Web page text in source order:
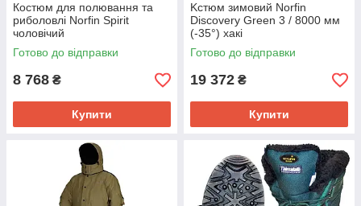
Костюм для полювання та
риболовлі Norfin Spirit
чоловічий
Готово до відправки
8 768 ₴
Купити
Kстюм зимовий Norfin
Discovery Green 3 / 8000 мм
(-35°) хакі
Готово до відправки
19 372 ₴
Купити